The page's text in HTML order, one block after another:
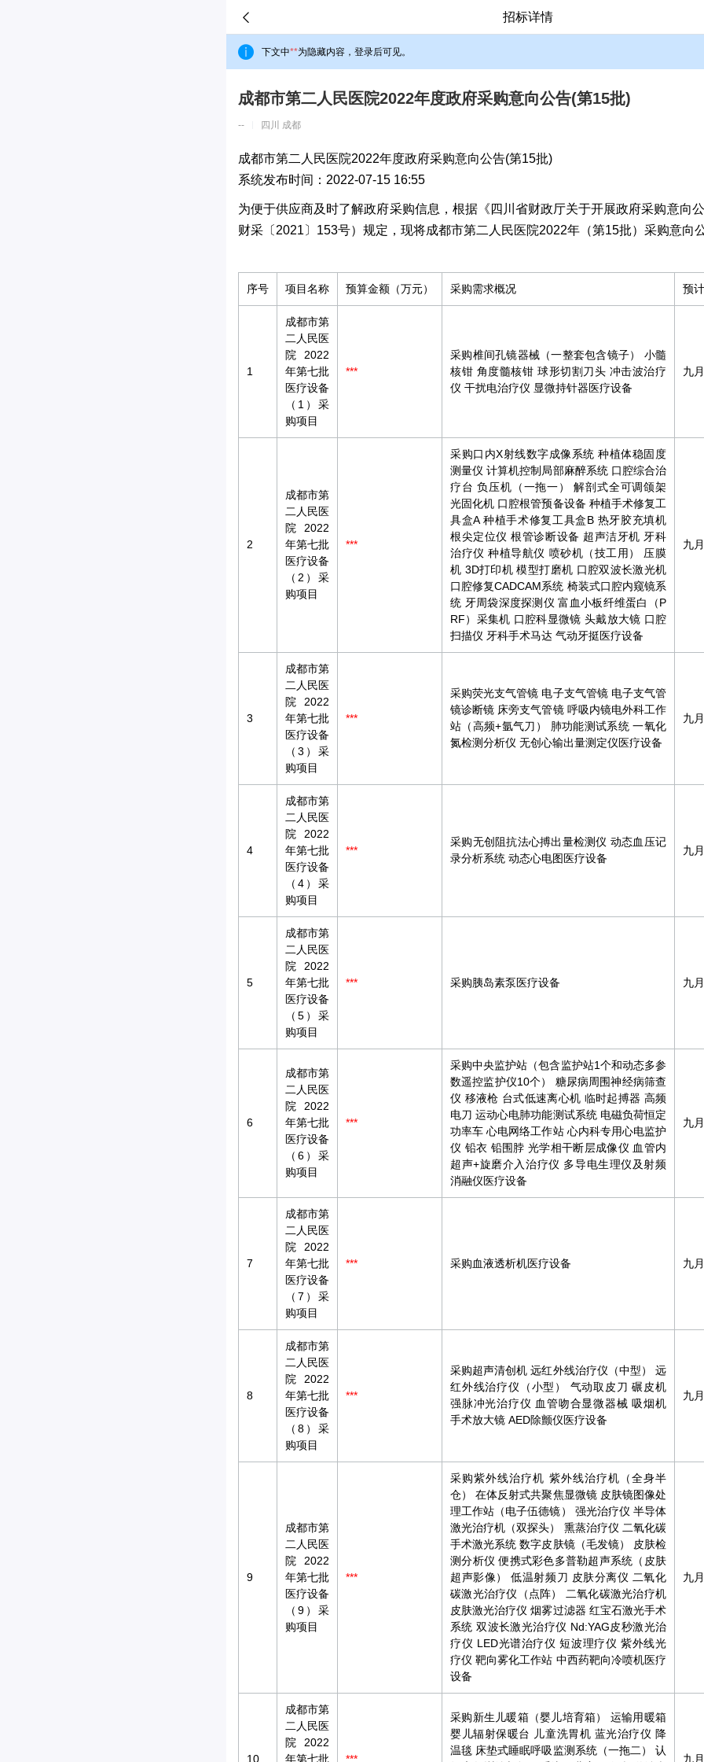
招标详情
下文中**为隐藏内容，登录后可见。
成都市第二人民医院2022年度政府采购意向公告(第15批)
-- 四川 成都
成都市第二人民医院2022年度政府采购意向公告(第15批)
系统发布时间：2022-07-15 16:55
为便于供应商及时了解政府采购信息，根据《四川省财政厅关于开展政府采购意向
财采〔2021〕153号）规定，现将成都市第二人民医院2022年（第15批）采购意向
序号 项目名称 预算金额（万元） 采购需求概况 预
1
成都市第
二人民医
院2022
年第七批
医疗设备
（1）采
购项目
***
采购椎间孔镜器械（一整套包含镜子） 小髓
核钳 角度髓核钳 球形切割刀头 冲击波治疗
仪 干扰电治疗仪 显微持针器医疗设备
九月
2
成都市第
二人民医
院2022
年第七批
医疗设备
（2）采
购项目
***
采购口内X射线数字成像系统 种植体稳固度
测量仪 计算机控制局部麻醉系统 口腔综合治
疗台 负压机（一拖一） 解剖式全可调颌架
光固化机 口腔根管预备设备 种植手术修复工
具盒A 种植手术修复工具盒B 热牙胶充填机
根尖定位仪 根管诊断设备 超声洁牙机 牙科
治疗仪 种植导航仪 喷砂机（技工用） 压膜
机 3D打印机 模型打磨机 口腔双波长激光机
口腔修复CADCAM系统 椅装式口腔内窥镜系
统 牙周袋深度探测仪 富血小板纤维蛋白（P
RF）采集机 口腔科显微镜 头戴放大镜 口腔
扫描仪 牙科手术马达 气动牙挺医疗设备
九月
3
成都市第
二人民医
院2022
年第七批
医疗设备
（3）采
购项目
***
采购荧光支气管镜 电子支气管镜 电子支气管
镜诊断镜 床旁支气管镜 呼吸内镜电外科工作
站（高频+氩气刀） 肺功能测试系统 一氧化
氮检测分析仪 无创心输出量测定仪医疗设备
九月
4
成都市第
二人民医
院2022
年第七批
医疗设备
（4）采
购项目
***
采购无创阻抗法心搏出量检测仪 动态血压记
录分析系统 动态心电图医疗设备
九月
5
成都市第
二人民医
院2022
年第七批
医疗设备
（5）采
购项目
*** 采购胰岛素泵医疗设备 九月
6
成都市第
二人民医
院2022
年第七批
医疗设备
（6）采
购项目
***
采购中央监护站（包含监护站1个和动态多参
数遥控监护仪10个） 糖尿病周围神经病筛查
仪 移液枪 台式低速离心机 临时起搏器 高频
电刀 运动心电肺功能测试系统 电磁负荷恒定
功率车 心电网络工作站 心内科专用心电监护
仪 铅衣 铅围脖 光学相干断层成像仪 血管内
超声+旋磨介入治疗仪 多导电生理仪及射频
消融仪医疗设备
九月
7
成都市第
二人民医
院2022
年第七批
医疗设备
（7）采
购项目
*** 采购血液透析机医疗设备 九月
8
成都市第
二人民医
院2022
年第七批
医疗设备
（8）采
购项目
***
采购超声清创机 远红外线治疗仪（中型） 远
红外线治疗仪（小型） 气动取皮刀 碾皮机
强脉冲光治疗仪 血管吻合显微器械 吸烟机
手术放大镜 AED除颤仪医疗设备
九月
9
成都市第
二人民医
院2022
年第七批
医疗设备
（9）采
购项目
***
采购紫外线治疗机 紫外线治疗机（全身半
仓） 在体反射式共聚焦显微镜 皮肤镜图像处
理工作站（电子伍德镜） 强光治疗仪 半导体
激光治疗机（双探头） 熏蒸治疗仪 二氧化碳
手术激光系统 数字皮肤镜（毛发镜） 皮肤检
测分析仪 便携式彩色多普勒超声系统（皮肤
超声影像） 低温射频刀 皮肤分离仪 二氧化
碳激光治疗仪（点阵） 二氧化碳激光治疗机
皮肤激光治疗仪 烟雾过滤器 红宝石激光手术
系统 双波长激光治疗仪 Nd:YAG皮秒激光治
疗仪 LED光谱治疗仪 短波理疗仪 紫外线光
疗仪 靶向雾化工作站 中西药靶向冷喷机医疗
设备
九月
10
成都市第
二人民医
院2022
年第七批
***
采购新生儿暖箱（婴儿培育箱） 运输用暖箱
婴儿辐射保暖台 儿童洗胃机 蓝光治疗仪 降
温毯 床垫式睡眠呼吸监测系统（一拖二） 认
九月